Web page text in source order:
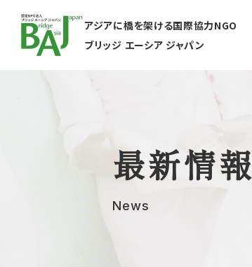
アジアに橋を架ける国際協力NGO
ブリッジ エーシア ジャパン
最新情報
News